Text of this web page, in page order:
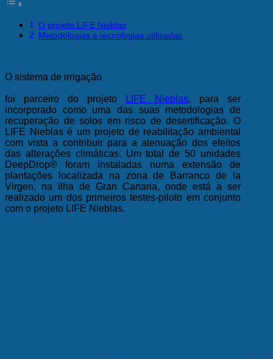
O projeto LIFE Nieblas
Metodologias e tecnologias utilizadas
O sistema de irrigação
foi parceiro do projeto
LIFE Nieblas, para ser
incorporado como uma das suas metodologias de
recuperação de solos em risco de desertificação. O
LIFE Nieblas é um projeto de reabilitação ambiental
com vista a contribuir para a atenuação dos efeitos
das alterações climáticas. Um total de 50 unidades
DeepDrop® foram instaladas numa extensão de
plantações localizada na zona de Barranco de la
Virgen, na ilha de Gran Canaria, onde está a ser
realizado um dos primeiros testes-piloto em conjunto
com o projeto LIFE Nieblas.